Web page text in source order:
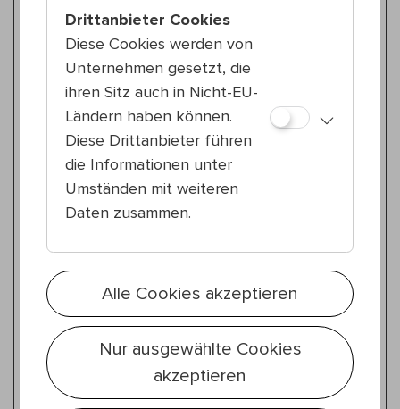
Zeitgenössischer Zirkus
18:30 — 19:30
15., Reithofferpark
Ariathney Coyne & Anna Biebl
Love Letters & Rest as Resistance
Zeitgenössischer Zirkus
18:30 — 19:30
20., Nordwestbahnhof
Caught in the Spin (work in progress)
Zeitgenössischer Zirkus
18:30 — 19:30
20., Nordwestbahnhof
Geh mit Uns
Meer
Drittanbieter Cookies
Diese Cookies werden von
Unternehmen gesetzt, die
ihren Sitz auch in Nicht-EU-
Ländern haben können.
Diese Drittanbieter führen
die Informationen unter
Umständen mit weiteren
Daten zusammen.
Alle Cookies akzeptieren
Nur ausgewählte Cookies
akzeptieren